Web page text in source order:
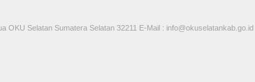
Selatan Sumatera Selatan 32211 E-Mail : info@okuselatankab.go.id